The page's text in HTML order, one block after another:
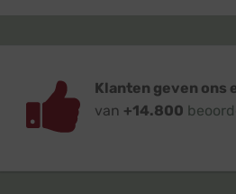
Klanten geven ons
van +14.800